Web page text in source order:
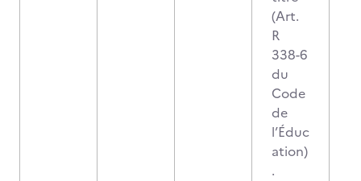
(Art.
R
338-6
du
Code
de
l’Éduc
ation)
.